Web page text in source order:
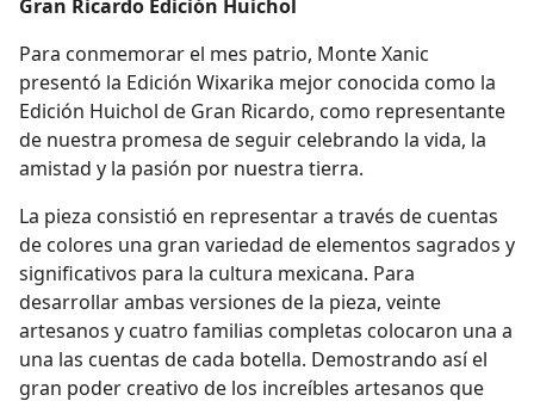
Gran Ricardo Edición Huichol
Para conmemorar el mes patrio, Monte Xanic
presentó la Edición Wixarika mejor conocida como la
Edición Huichol de Gran Ricardo, como representante
de nuestra promesa de seguir celebrando la vida, la
amistad y la pasión por nuestra tierra.
La pieza consistió en representar a través de cuentas
de colores una gran variedad de elementos sagrados y
significativos para la cultura mexicana. Para
desarrollar ambas versiones de la pieza, veinte
artesanos y cuatro familias completas colocaron una a
una las cuentas de cada botella. Demostrando así el
gran poder creativo de los increíbles artesanos que